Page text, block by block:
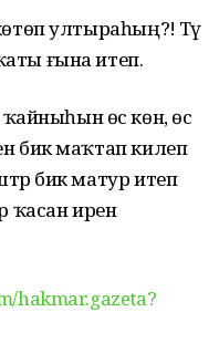
ултыраһың?! Тәү
ғына итеп.
өс көн, өс
бик маҡтап килеп
бик матур итеп
ҡасан иренә
hakmar.gazeta?